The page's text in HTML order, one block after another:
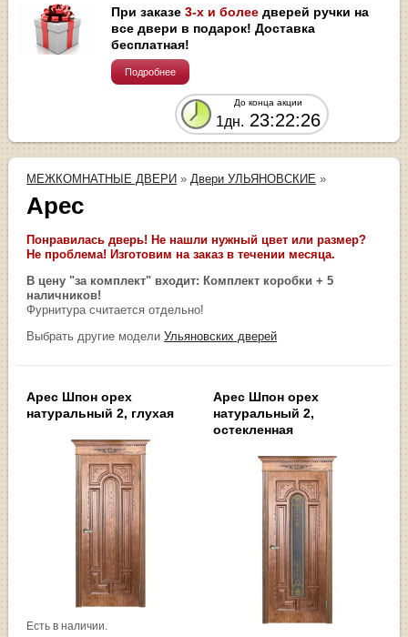
При заказе3-х и более дверей ручки на
все двери в подарок! Доставка
бесплатная!
Подробнее
До конца акции
1дн. 23:22:25
МЕЖКОМНАТНЫЕ ДВЕРИ » Двери УЛЬЯНОВСКИЕ »
Арес
Понравилась дверь! Не нашли нужный цвет или размер?
Не проблема! Изготовим на заказ в течении месяца.
В цену "за комплект" входит: Комплект коробки + 5
наличников!
Фурнитура считается отдельно!
Выбрать другие моделиУльяновских дверей
Арес Шпон орех
натуральный 2, глухая
Есть в наличии.
Арес Шпон орех
натуральный 2,
остекленная